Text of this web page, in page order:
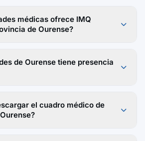
médicas ofrece IMQ
de Ourense?
de Ourense tiene presencia
el cuadro médico de